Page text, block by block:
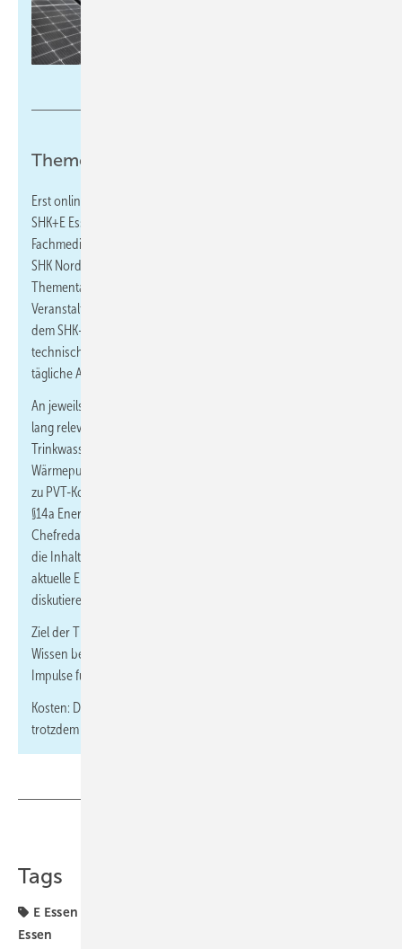
Thementage zur SHK + E Essen 2026
Erst online, dann vor Ort weiterbilden: Im Vorfeld der Fachmesse
SHK+E Essen (vom 17.3. bis 20.3. in Essen) veranstalten die
Fachmedien IKZ und SBZ in Kooperation mit dem Fachverband
SHK Nordrhein-Westfalen und der Messe Essen zwei
Thementage zu den Bereichen Sanitär und Heizung. Die
Veranstaltungen richten sich an Fachbetriebe und Planer aus
dem SHK-Handwerk und vermitteln aktuelles Praxiswissen,
technische Hintergründe sowie Handlungsempfehlungen für die
tägliche Arbeit.
An jeweils einem Vor- und Nachmittag werden je 1,5 Stunden
lang relevante Themen aus Theorie und Praxis beleuchtet – von
Trinkwasserhygiene und moderner Badgestaltung über
Wärmepumpentechnik und Heizungswasseraufbereitung bis hin
zu PVT-Kollektoren und den neuen gesetzlichen Vorgaben nach
§14a Energiewirtschaftsgesetz. Die Moderation übernehmen die
Chefredakteure Markus Sironi (IKZ) und Dennis Jäger (SBZ), die
die Inhalte einordnen und gemeinsam mit den Fachreferenten
aktuelle Entwicklungen und Trends aus dem SHK-Bereich
diskutieren.
Ziel der Thementage ist es, kompaktes und praxisorientiertes
Wissen bereitzustellen, das den Stand der Technik aufzeigt und
Impulse für eine erfolgreiche Umsetzung in der Praxis liefert.
Kosten: Die Teilnahme ist kostenfrei, eine Anmeldung ist
trotzdem notwendig. →
Tags
E Essen
Essen